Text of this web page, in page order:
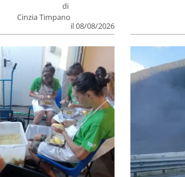
di
Cinzia Timpano
il 08/08/2026